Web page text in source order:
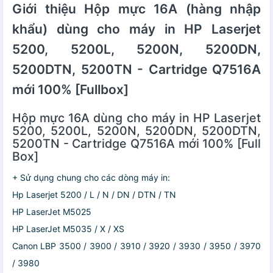
Giới thiệu Hộp mực 16A (hàng nhập
khẩu) dùng cho máy in HP Laserjet
5200, 5200L, 5200N, 5200DN,
5200DTN, 5200TN - Cartridge Q7516A
mới 100% [Fullbox]
Hộp mực 16A dùng cho máy in HP Laserjet
5200, 5200L, 5200N, 5200DN, 5200DTN,
5200TN - Cartridge Q7516A mới 100% [Full
Box]
+ Sử dụng chung cho các dòng máy in:
Hp Laserjet 5200 / L / N / DN / DTN / TN
HP LaserJet M5025
HP LaserJet M5035 / X / XS
Canon LBP 3500 / 3900 / 3910 / 3920 / 3930 / 3950 / 3970
/ 3980